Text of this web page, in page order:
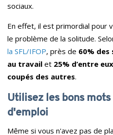
sociaux.
En effet, il est primordial pour
le problème de la solitude.
la SFL/IFOP, près de 60% des
au travail et 25% d’entre
coupés des autres.
Utilisez les bons
d'emploi
Même si vous n'avez pas de